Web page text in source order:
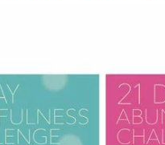
運動休